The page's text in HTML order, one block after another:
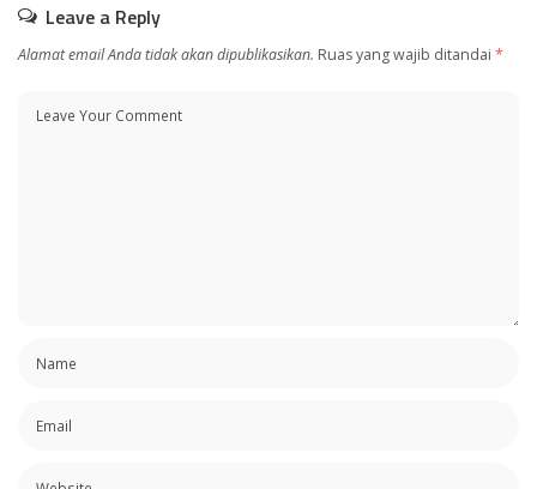
Leave a Reply
Alamat email Anda tidak akan dipublikasikan. Ruas yang wajib ditandai *